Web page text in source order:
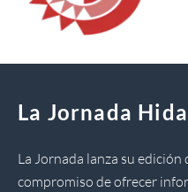
La Jornada
La Jornada lanza su
compromiso de ofrecer